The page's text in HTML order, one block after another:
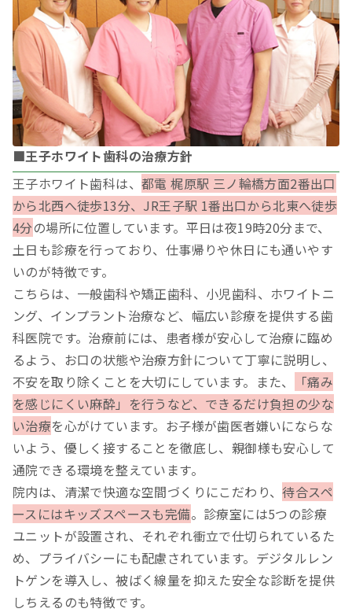
■王子ホワイト歯科の治療方針
王子ホワイト歯科は、 都電 梶原駅 三ノ輪橋方面2番出口
から北西へ徒歩13分、JR王子駅 1番出口から北東へ徒歩
4分の場所に位置しています。平日は夜19時20分まで、
土日も診療を行っており、仕事帰りや休日にも通いやす
いのが特徴です。
こちらは、一般歯科や矯正歯科、小児歯科、ホワイトニ
ング、インプラント治療など、幅広い診療を提供する歯
科医院です。治療前には、患者様が安心して治療に臨め
るよう、お口の状態や治療方針について丁寧に説明し、
不安を取り除くことを大切にしています。また、
「痛み
を感じにくい麻酔」を行うなど、できるだけ負担の少な
い治療を心がけています。お子様が歯医者嫌いにならな
いよう、優しく接することを徹底し、親御様も安心して
通院できる環境を整えています。
院内は、清潔で快適な空間づくりにこだわり、待合スペ
ースにはキッズスペースも完備。診療室には5つの診療
ユニットが設置され、それぞれ衝立で仕切られているた
め、プライバシーにも配慮されています。デジタルレン
トゲンを導入し、被ばく線量を抑えた安全な診断を提供
しちえるのも特徴です。